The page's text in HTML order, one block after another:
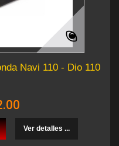
Navi 110 - Dio 110
Ver detalles ...